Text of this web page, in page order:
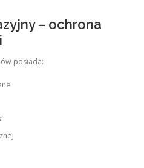
– ochrona
posiada: